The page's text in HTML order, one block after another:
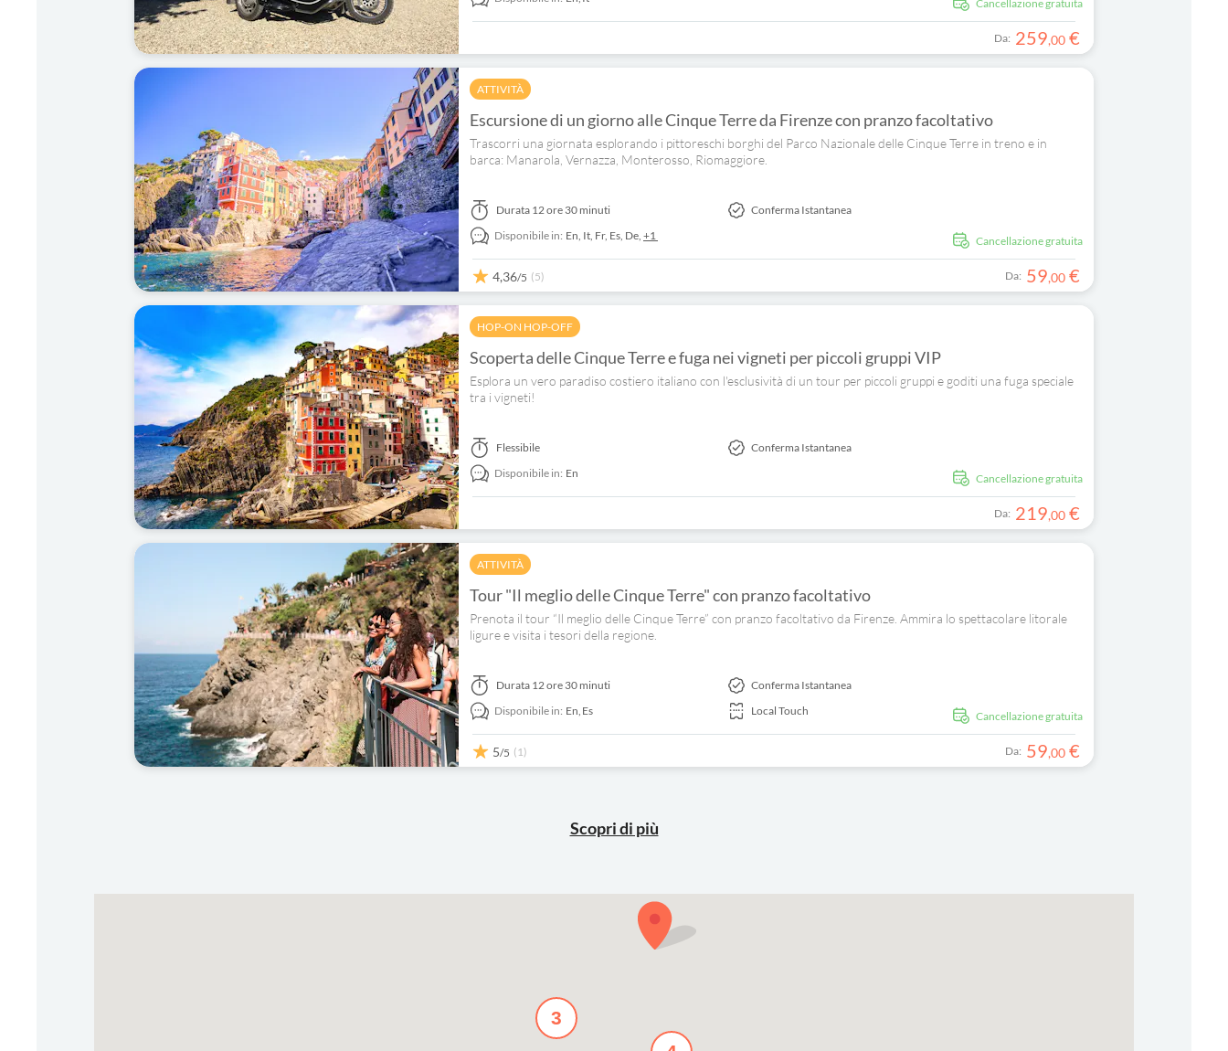
Cancellazione gratuita
Da: 259,00 €
ATTIVITÀ
Escursione di un giorno alle Cinque Terre da Firenze con pranzo facoltativo
Trascorri una giornata esplorando i pittoreschi borghi del Parco Nazionale delle Cinque Terre in treno e in
barca: Manarola, Vernazza, Monterosso, Riomaggiore.
Cancellazione gratuita
Durata 12 ore 30 minuti
Disponibile in: En, It, Fr, Es, De, +1
Conferma Istantanea
4,36/5 (5) Da: 59,00 €
HOP-ON HOP-OFF
Scoperta delle Cinque Terre e fuga nei vigneti per piccoli gruppi VIP
Esplora un vero paradiso costiero italiano con l'esclusività di un tour per piccoli gruppi e goditi una fuga speciale
tra i vigneti!
Cancellazione gratuita
Flessibile
Disponibile in: En
Conferma Istantanea
Da: 219,00 €
ATTIVITÀ
Tour "Il meglio delle Cinque Terre" con pranzo facoltativo
Prenota il tour “Il meglio delle Cinque Terre” con pranzo facoltativo da Firenze. Ammira lo spettacolare litorale
ligure e visita i tesori della regione.
Cancellazione gratuita
Durata 12 ore 30 minuti
Disponibile in: En, Es
Conferma Istantanea
Local Touch
5/5 (1) Da: 59,00 €
Scopri di più
3